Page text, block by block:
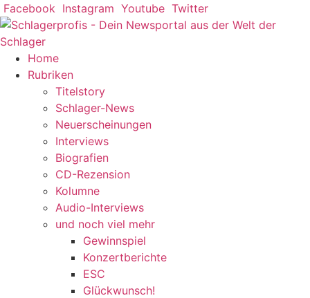
Zum
Inhalt
springen
Facebook Instagram Youtube Twitter
Home
Rubriken
Titelstory
Schlager-News
Neuerscheinungen
Interviews
Biografien
CD-Rezension
Kolumne
Audio-Interviews
und noch viel mehr
Gewinnspiel
Konzertberichte
ESC
Glückwunsch!